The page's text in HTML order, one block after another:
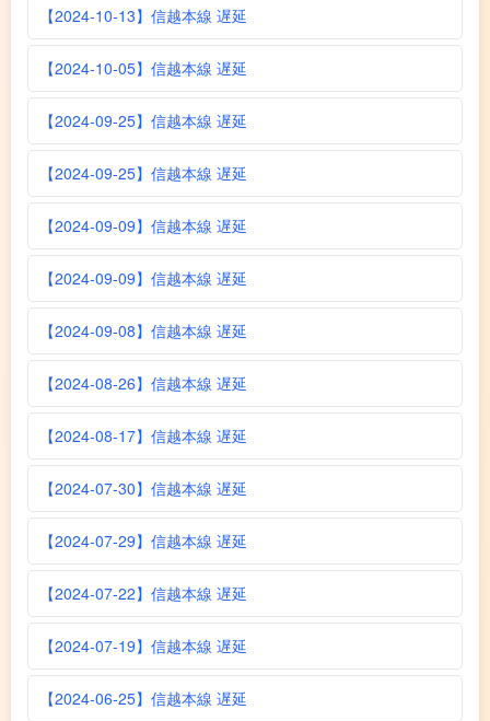
【2024-10-13】信越本線 遅延
【2024-10-05】信越本線 遅延
【2024-09-25】信越本線 遅延
【2024-09-25】信越本線 遅延
【2024-09-09】信越本線 遅延
【2024-09-09】信越本線 遅延
【2024-09-08】信越本線 遅延
【2024-08-26】信越本線 遅延
【2024-08-17】信越本線 遅延
【2024-07-30】信越本線 遅延
【2024-07-29】信越本線 遅延
【2024-07-22】信越本線 遅延
【2024-07-19】信越本線 遅延
【2024-06-25】信越本線 遅延